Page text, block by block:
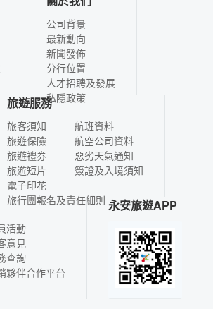
公司背景
最新動向
新聞發佈
分行位置
人才招聘及發展
私隱政策
旅遊服務
旅客須知
旅遊保險
旅遊禮券
旅遊短片
電子印花
航班資料
航空公司資料
惡劣天氣通知
簽證及入境須知
旅行團報名及責任細則
活動
意見
查詢
夥伴合作平台
永安旅遊APP